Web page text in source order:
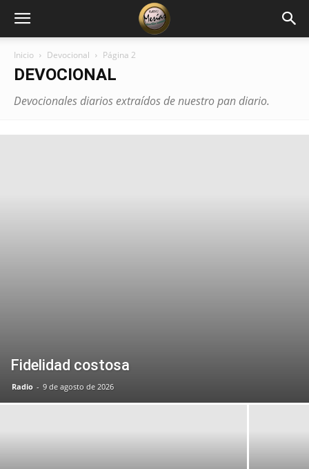
Inicio Devocional Página 2
DEVOCIONAL
Devocionales diarios extraídos de nuestro pan diario.
Fidelidad costosa
Radio - 9 de agosto de 2026